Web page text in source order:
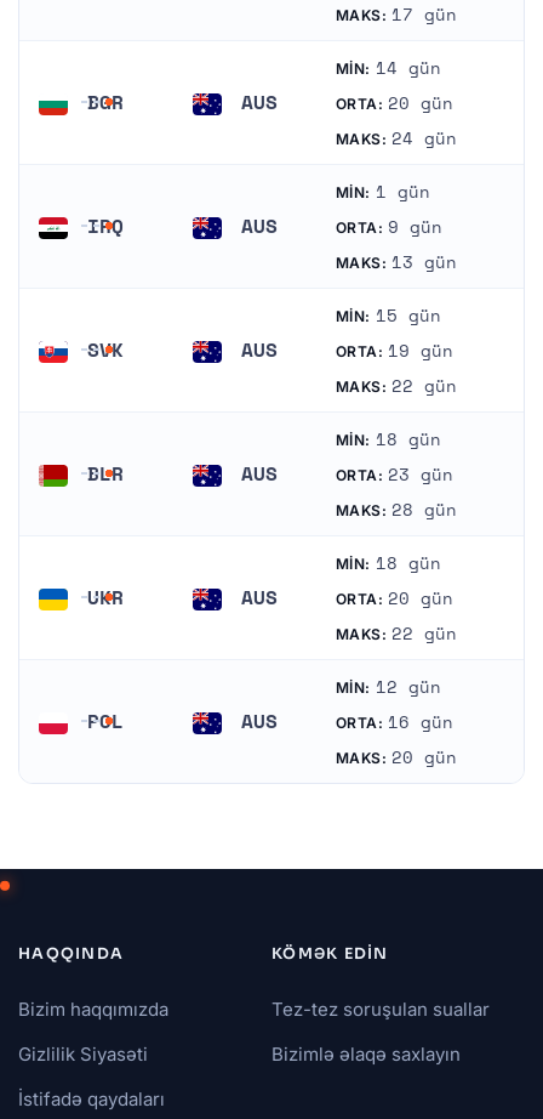
MAKS: 17 gün
BGR AUS
MIN: 14 gün
ORTA: 20 gün
MAKS: 24 gün
IRQ AUS
MIN: 1 gün
ORTA: 9 gün
MAKS: 13 gün
SVK AUS
MIN: 15 gün
ORTA: 19 gün
MAKS: 22 gün
BLR AUS
MIN: 18 gün
ORTA: 23 gün
MAKS: 28 gün
UKR AUS
MIN: 18 gün
ORTA: 20 gün
MAKS: 22 gün
POL AUS
MIN: 12 gün
ORTA: 16 gün
MAKS: 20 gün
HAQQINDA
Bizim haqqımızda
Gizlilik Siyasəti
İstifadə qaydaları
KÖMƏK EDIN
Tez-tez soruşulan suallar
Bizimlə əlaqə saxlayın